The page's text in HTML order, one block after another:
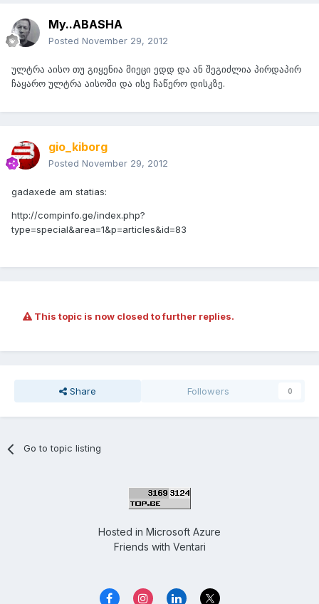
My..ABASHA
Posted November 29, 2012
ულტრა აისო თუ გიყენია მიეცი ედდ და ან შეგიძლია პირდაპირ
ჩაყარო ულტრა აისოში და ისე ჩაწერო დისკზე.
gio_kiborg
Posted November 29, 2012
gadaxede am statias:
http://compinfo.ge/index.php?
type=special&area=1&p=articles&id=83
This topic is now closed to further replies.
Share Followers 0
Go to topic listing
Hosted in Microsoft Azure
Friends with Ventari